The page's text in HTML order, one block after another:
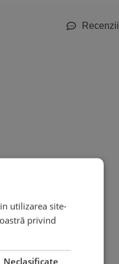
Recenzii
utilizarea site-
privind
Neclasificate